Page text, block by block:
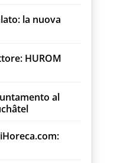
la nuova
HUROM
al